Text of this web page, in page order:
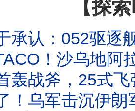
【探
：052驱逐舰撞击3104
沙乌地阿拉伯王储一通电话
战斧，25式飞弹空射
击沉伊朗军火船，俄仓库连环爆